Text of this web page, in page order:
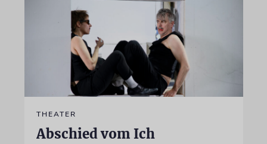
THEATER
Abschied vom Ich